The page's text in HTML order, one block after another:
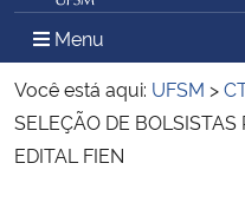
Ministério da Defesa
Ministério das Relações Exteriores
Ministério da Economia
Menu Menu
Você está aqui: UFSM >
SELEÇÃO DE BOLSISTAS
EDITAL FIEN